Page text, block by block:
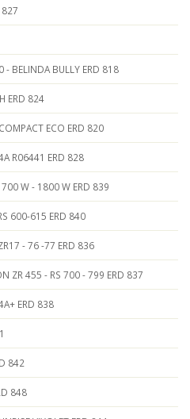
827
- BELINDA BULLY ERD 818
ERD 824
ECO ERD 820
R06441 ERD 828
W - 1800 W ERD 839
600-615 ERD 840
- 76 -77 ERD 836
ZR 455 - RS 700 - 799 ERD 837
ERD 838
842
848